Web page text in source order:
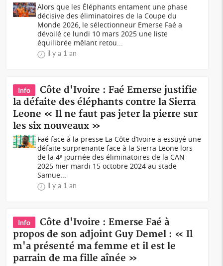
Alors que les Éléphants entament une phase
décisive des éliminatoires de la Coupe du
Monde 2026, le sélectionneur Emerse Faé a
dévoilé ce lundi 10 mars 2025 une liste
équilibrée mêlant retou...
il y a 1 an
Info
Côte d'Ivoire : Faé Emerse justifie
la défaite des éléphants contre la Sierra
Leone « Il ne faut pas jeter la pierre sur
les six nouveaux »
Faé face à la presse La Côte d’Ivoire a essuyé une
défaite surprenante face à la Sierra Leone lors
de la 4ᵉ journée des éliminatoires de la CAN
2025 hier mardi 15 octobre 2024 au stade
Samue...
il y a 1 an
Info
Côte d'Ivoire : Emerse Faé à
propos de son adjoint Guy Demel : « Il
m'a présenté ma femme et il est le
parrain de ma fille aînée »